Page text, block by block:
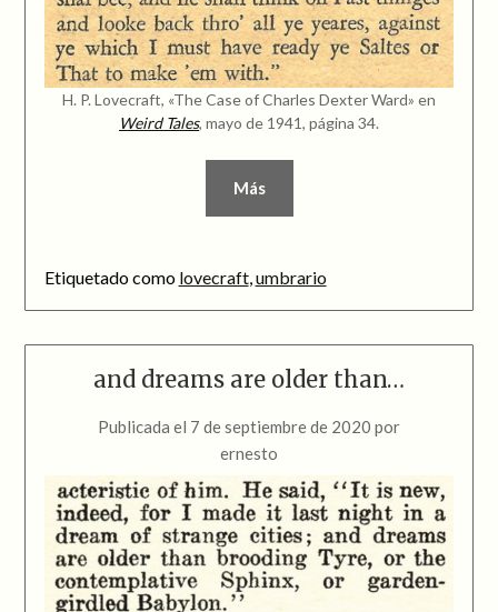
H. P. Lovecraft, «The Case of Charles Dexter Ward» en
Weird Tales, mayo de 1941, página 34.
Más
Etiquetado como lovecraft, umbrario
and dreams are older than…
Publicada el 7 de septiembre de 2020 por
ernesto